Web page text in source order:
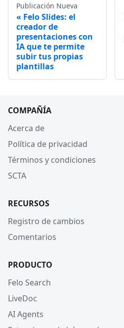
Publicación Nueva
Felo Slides: el
creador de
presentaciones con
IA que te permite
subir tus propias
plantillas
COMPAÑÍA
Acerca de
Política de privacidad
Términos y condiciones
SCTA
RECURSOS
Registro de cambios
Comentarios
PRODUCTO
Felo Search
LiveDoc
AI Agents